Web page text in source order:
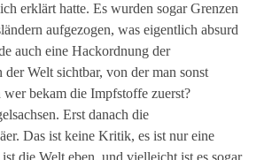
erklärt hatte. Es wurden sogar Grenzen
aufgezogen, was eigentlich absurd
auch eine Hackordnung der
der Welt sichtbar, von der man sonst
bekam die Impfstoffe zuerst?
Erst danach die
Das ist keine Kritik, es ist nur eine